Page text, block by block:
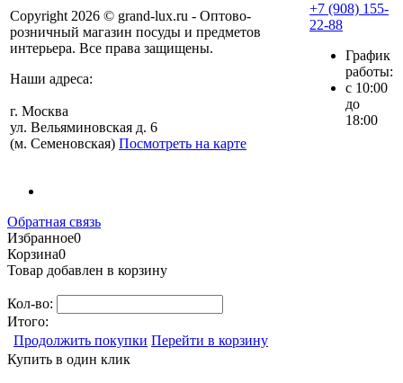
Copyright 2026 © grand-lux.ru - Оптово-
розничный магазин посуды и предметов
интерьера. Все права защищены.
Наши адреса:
г. Москва
ул. Вельяминовская д. 6
(м. Семеновская) Посмотреть на карте
+7 (908) 155-
22-88
График
работы:
с 10:00
до
18:00
Обратная связь
Избранное0
Корзина0
Товар добавлен в корзину
Кол-во:
Итого:
Продолжить покупки Перейти в корзину
Купить в один клик